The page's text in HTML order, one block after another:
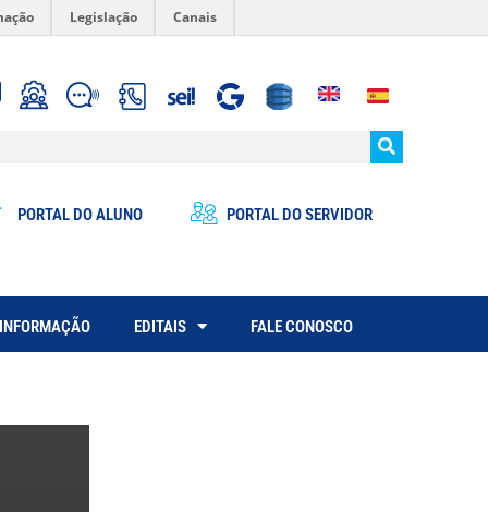
Legislação Canais
PORTAL DO ALUNO PORTAL DO SERVIDOR
EDITAIS FALE CONOSCO